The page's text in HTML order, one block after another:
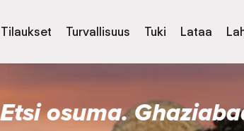
Tilaukset Turvallisuus Tuki Lataa
Etsi osuma.